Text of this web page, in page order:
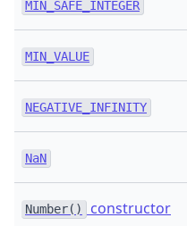
MIN_SAFE_INTEGER
MIN_VALUE
NEGATIVE_INFINITY
NaN
Number() constructor